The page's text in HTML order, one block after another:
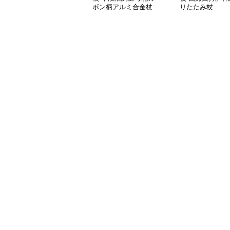
ボン柄アルミ合金杖
りたたみ杖